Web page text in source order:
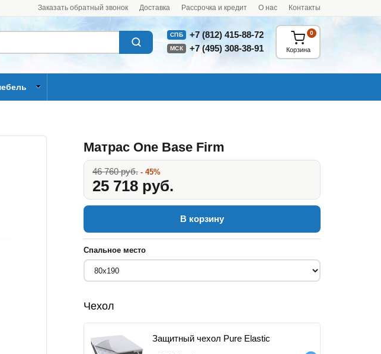
Заказать обратный звонок Доставка Рассрочка и кредит О нас Контакты
СПБ +7 (812) 415-88-72
МСК +7 (495) 308-38-91 Корзина
0
Матрас One Base Firm
46 760 руб. - 45%
25 718 руб.
В корзину
Спальное место
Чехол
Защитный чехол Pure Elastic